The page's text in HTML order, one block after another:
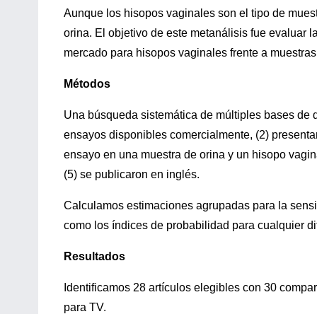
Aunque los hisopos vaginales son el tipo de
orina. El objetivo de este metanálisis fue evaluar
mercado para hisopos vaginales frente a
Métodos
Una búsqueda sistemática de múltiples bases
ensayos disponibles comercialmente, (2)
ensayo en una muestra de orina y un hisopo
(5) se publicaron en inglés.
Calculamos estimaciones agrupadas para la
como los índices de probabilidad para cualquier
Resultados
Identificamos 28 artículos elegibles con 30
para TV.